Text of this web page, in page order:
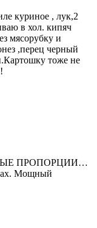
куриное , лук,2
в хол. кипяч
мясорубку и
,перец черный
тоже не
ПРОПОРЦИИ…
Мощный